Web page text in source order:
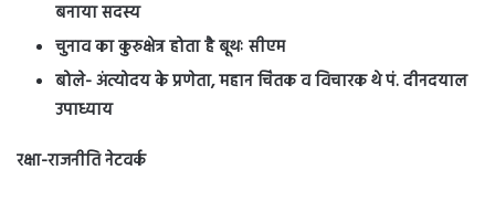
बनाया सदस्य
चुनाव का कुरुक्षेत्र होता है बूथः सीएम
बोले- अंत्योदय के प्रणेता, महान चिंतक व विचारक थे पं. दीनदयाल
उपाध्याय
रक्षा-राजनीति नेटवर्क